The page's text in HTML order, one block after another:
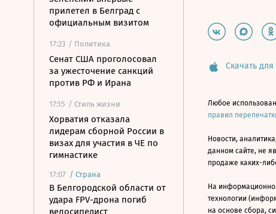
прилетел в Белград с
официальным визитом
17:23 / Политика
Сенат США проголосовал
за ужесточение санкций
против РФ и Ирана
17:15 / Стиль жизни
Хорватия отказала
лидерам сборной России в
визах для участия в ЧЕ по
гимнастике
17:07 / Страна
В Белгородской области от
удара FPV-дрона погиб
велосипедист
Скачать для
Любое
правил
Новости,
данном сайте, не
продаже каких-
На
технологии
на основе сбора,